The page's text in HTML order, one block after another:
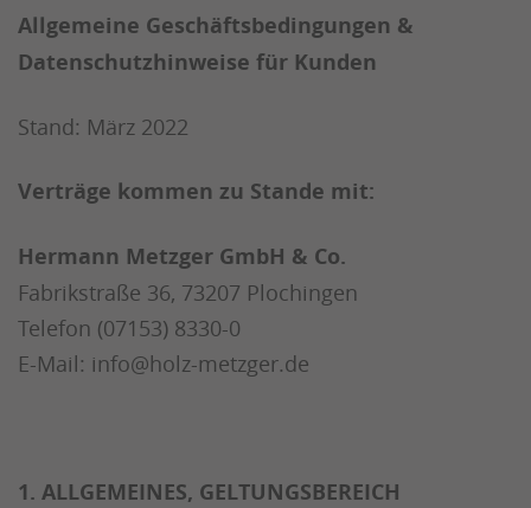
Allgemeine Geschäftsbedingungen &
Datenschutzhinweise für Kunden
Stand: März 2022
Verträge kommen zu Stande mit:
Hermann Metzger GmbH & Co.
Fabrikstraße 36, 73207 Plochingen
Telefon (07153) 8330-0
E-Mail: info@holz-metzger.de
1. ALLGEMEINES, GELTUNGSBEREICH